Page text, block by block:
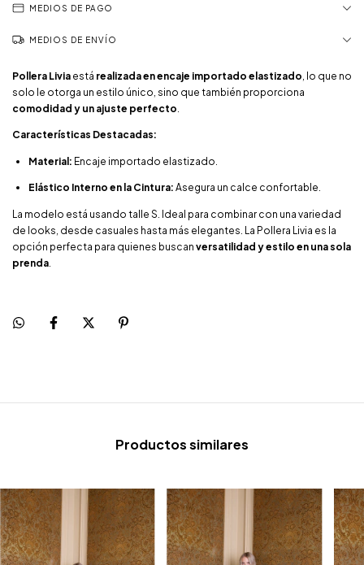
MEDIOS DE PAGO
MEDIOS DE ENVÍO
Pollera Livia está realizada en encaje importado elastizado, lo que no
solo le otorga un estilo único, sino que también proporciona
comodidad y un ajuste perfecto.
Características Destacadas:
Material: Encaje importado elastizado.
Elástico Interno en la Cintura: Asegura un calce confortable.
La modelo está usando talle S. Ideal para combinar con una variedad
de looks, desde casuales hasta más elegantes. La Pollera Livia es la
opción perfecta para quienes buscan versatilidad y estilo en una sola
prenda.
Productos similares